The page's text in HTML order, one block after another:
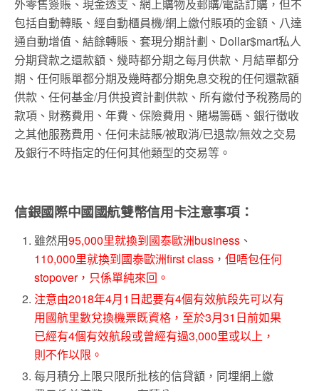
外零售簽賬、現金透支、網上購物及郵購/電話訂購，但不
包括自動轉賬、經自動櫃員機/網上繳付賬項的金額、八達
通自動增值、結餘轉賬、套現分期計劃、Dollar$mart私人
分期貸款之還款額、幾時都分期之每月供款、月結單都分
期、任何賬單都分期及幾時都分期免息交稅的任何還款額
供款、任何基金/月供投資計劃供款、所有繳付予稅務局的
款項、財務費用、年費、保險費用、賭場籌碼、銀行徵收
之其他服務費用、任何未誌賬/被取消/已退款/無效之交易
及銀行不時指定的任何其他類型的交易等。
信銀國際中國國航雙幣信用卡注意事項：
雖然用95,000里就換到國泰歐洲business 、
110,000里就換到國泰歐洲first class ，但唔包任何
stopover，只係單純來回。
注意由2018年4月1日起要有4個有效航段先可以有
用國航里數兌換機票既資格，至於3月31日前如果
已經有4個有效航段或曾經有過3,000里或以上，
則不作以限。
每月積分上限只限所批核的信貸額，同埋網上繳